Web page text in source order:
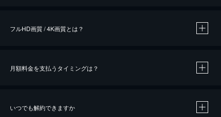
※40％ポイント還元の対象は、クレジットカード決済による作品の購入 / レンタルです。
フルHD画質 / 4K画質とは？
月額料金を支払うタイミングは？
いつでも解約できますか